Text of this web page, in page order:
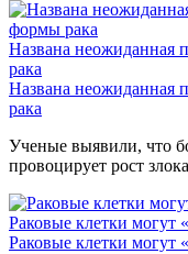
Названа неожиданная
рака
Названа неожиданная
рака
Ученые выявили, что
провоцирует рост
Раковые клетки могут
Раковые клетки могут